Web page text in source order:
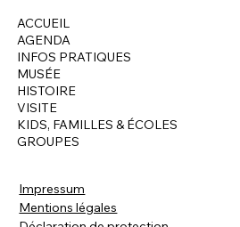
ACCUEIL
AGENDA
INFOS PRATIQUES
MUSÉE
HISTOIRE
VISITE
KIDS, FAMILLES & ÉCOLES
GROUPES
Impressum
Mentions légales